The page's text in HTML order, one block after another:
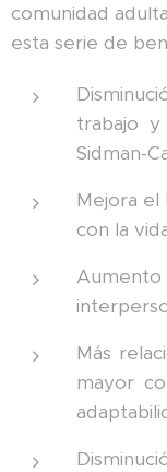
comunidad
esta serie de
trabajo y
Sidman-
Mejora el
con la
Más
mayor